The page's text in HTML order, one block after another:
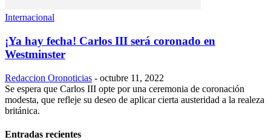
Internacional
¡Ya hay fecha! Carlos III será coronado en
Westminster
Redaccion Oronoticias - octubre 11, 2022
Se espera que Carlos III opte por una ceremonia de coronación
modesta, que refleje su deseo de aplicar cierta austeridad a la realeza
británica.
Entradas recientes